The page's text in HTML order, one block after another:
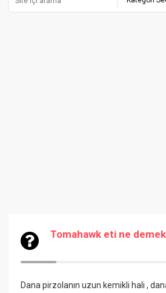
Tomahawk eti ne
Dana pirzolanın uzun kemikli hali ,